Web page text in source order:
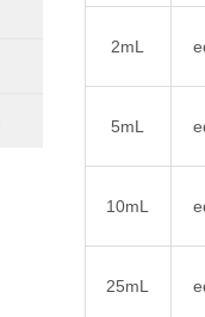
2mL
5mL
10mL
25mL